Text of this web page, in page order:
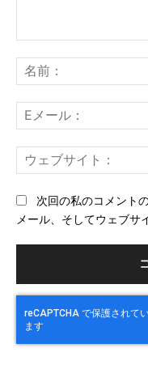
ン
ト：
次回の私のコメント
メール、そしてウェブサ